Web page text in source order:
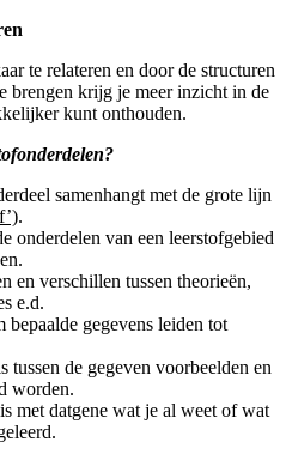
te relateren en door de structuren
brengen krijg je meer inzicht in de
kunt onthouden.
samenhangt met de grote lijn
.
onderdelen van een leerstofgebied
en verschillen tussen theorieën,
e.d.
bepaalde gegevens leiden tot
tussen de gegeven voorbeelden en
worden.
met datgene wat je al weet of wat